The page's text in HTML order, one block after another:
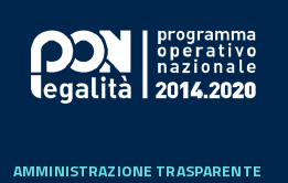
AMMINISTRAZIONE TRASPARENTE